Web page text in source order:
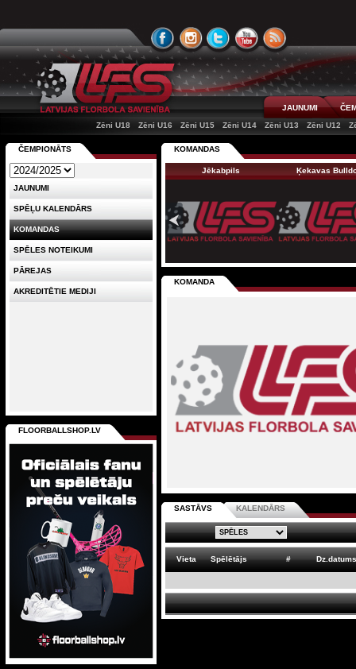
JAUNUMI
Zēni U18
Zēni U16 Zēni U15 Zēni U14 Zēni U13 Zēni U12
KOMANDAS
Jēkabpils Ķekavas
KOMANDA
SASTĀVS KALENDĀRS
Vieta Spēlētājs # Dz.datums
ČEMPIONĀTS
JAUNUMI
SPĒĻU KALENDĀRS
KOMANDAS
SPĒLES NOTEIKUMI
PĀREJAS
AKREDITĒTIE MEDIJI
FLOORBALLSHOP.LV